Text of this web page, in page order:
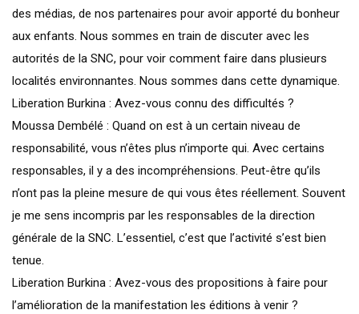
des médias, de nos partenaires pour avoir apporté du bonheur
aux enfants. Nous sommes en train de discuter avec les
autorités de la SNC, pour voir comment faire dans plusieurs
localités environnantes. Nous sommes dans cette dynamique.
Liberation Burkina : Avez-vous connu des difficultés ?
Moussa Dembélé : Quand on est à un certain niveau de
responsabilité, vous n’êtes plus n’importe qui. Avec certains
responsables, il y a des incompréhensions. Peut-être qu’ils
n’ont pas la pleine mesure de qui vous êtes réellement. Souvent
je me sens incompris par les responsables de la direction
générale de la SNC. L’essentiel, c’est que l’activité s’est bien
tenue.
Liberation Burkina : Avez-vous des propositions à faire pour
l’amélioration de la manifestation les éditions à venir ?